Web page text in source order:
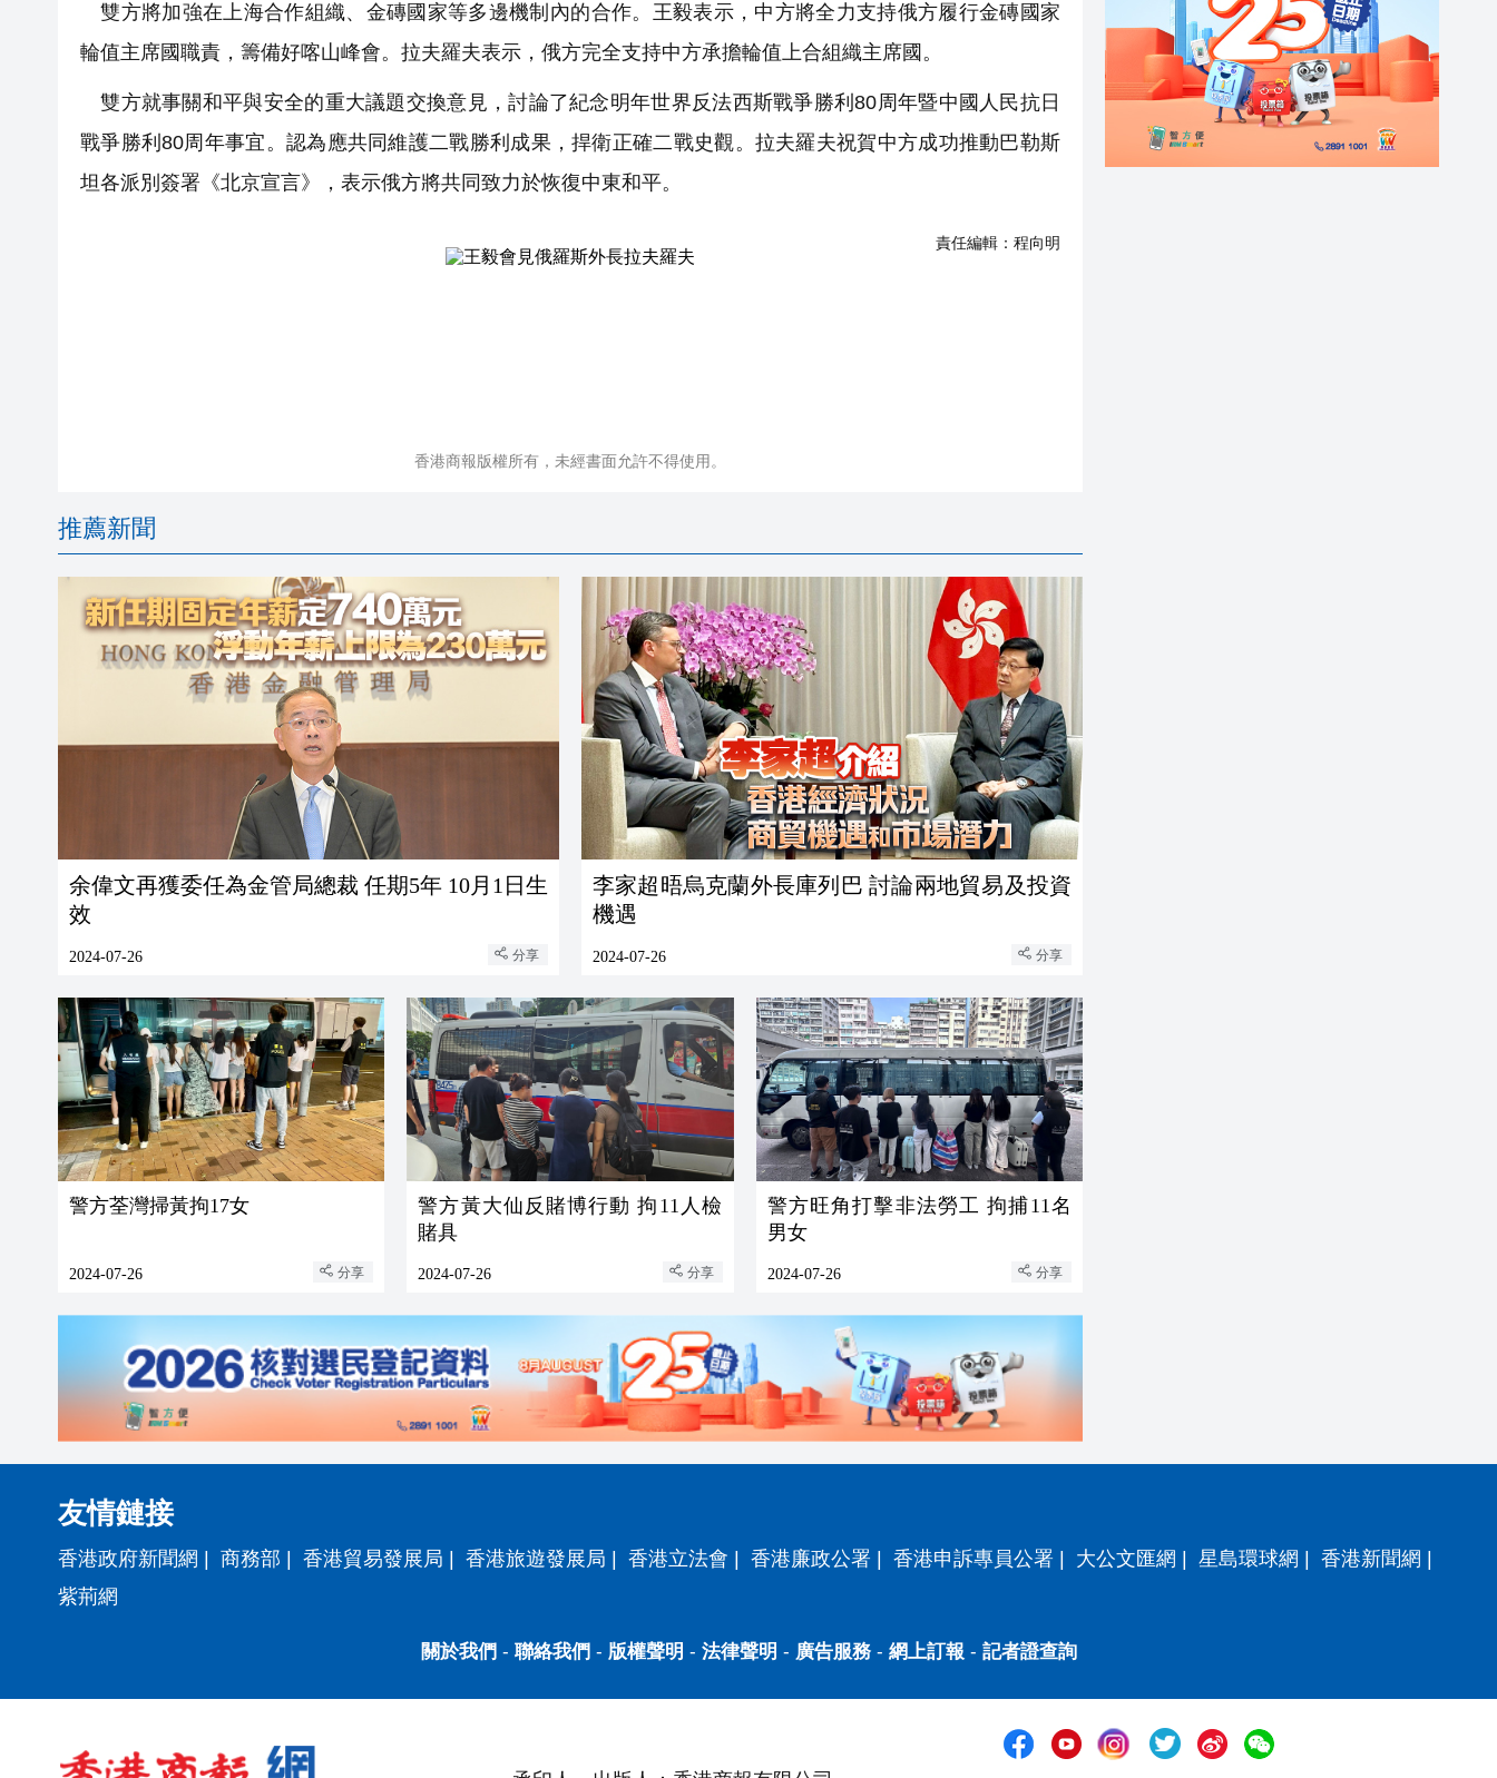
雙方將加強在上海合作組織、金磚國家等多邊機制內的合作。王毅表示，中方將全力支持俄方履行金磚國家
輪值主席國職責，籌備好喀山峰會。拉夫羅夫表示，俄方完全支持中方承擔輪值上合組織主席國。
雙方就事關和平與安全的重大議題交換意見，討論了紀念明年世界反法西斯戰爭勝利80周年暨中國人民抗日
戰爭勝利80周年事宜。認為應共同維護二戰勝利成果，捍衛正確二戰史觀。拉夫羅夫祝賀中方成功推動巴勒斯
坦各派別簽署《北京宣言》，表示俄方將共同致力於恢復中東和平。
責任編輯： 程向明
香港商報版權所有，未經書面允許不得使用。
推薦新聞
余偉文再獲委任為金管局總裁 任期5年 10月1日生
效
2024-07-26 分享
李家超晤烏克蘭外長庫列巴 討論兩地貿易及投資
機遇
2024-07-26 分享
警方荃灣掃黃拘17女
2024-07-26 分享
警方黃大仙反賭博行動 拘11人檢
賭具
2024-07-26 分享
警方旺角打擊非法勞工 拘捕11名
男女
2024-07-26 分享
友情鏈接
香港政府新聞網 | 商務部 | 香港貿易發展局 | 香港旅遊發展局 | 香港立法會 | 香港廉政公署 | 香港申訴專員公署 | 大公文匯網 | 星島環球網 | 香港新聞網 |
紫荊網
關於我們 - 聯絡我們 - 版權聲明 - 法律聲明 - 廣告服務- 網上訂報 - 記者證查詢